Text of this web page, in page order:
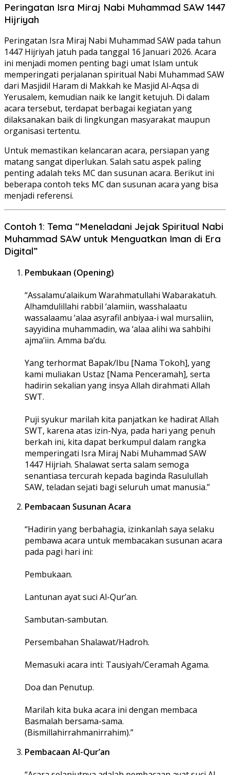
Peringatan Isra Miraj Nabi Muhammad SAW 1447
Hijriyah
Peringatan Isra Miraj Nabi Muhammad SAW pada tahun
1447 Hijriyah jatuh pada tanggal 16 Januari 2026. Acara
ini menjadi momen penting bagi umat Islam untuk
memperingati perjalanan spiritual Nabi Muhammad SAW
dari Masjidil Haram di Makkah ke Masjid Al-Aqsa di
Yerusalem, kemudian naik ke langit ketujuh. Di dalam
acara tersebut, terdapat berbagai kegiatan yang
dilaksanakan baik di lingkungan masyarakat maupun
organisasi tertentu.
Untuk memastikan kelancaran acara, persiapan yang
matang sangat diperlukan. Salah satu aspek paling
penting adalah teks MC dan susunan acara. Berikut ini
beberapa contoh teks MC dan susunan acara yang bisa
menjadi referensi.
Contoh 1: Tema “Meneladani Jejak Spiritual Nabi
Muhammad SAW untuk Menguatkan Iman di Era
Digital”
Pembukaan (Opening)
“Assalamu’alaikum Warahmatullahi Wabarakatuh.
Alhamdulillahi rabbil ‘alamiin, wasshalaatu
wassalaamu ‘alaa asyrafil anbiyaa-i wal mursaliin,
sayyidina muhammadin, wa ‘alaa alihi wa sahbihi
ajma’iin. Amma ba’du.
Yang terhormat Bapak/Ibu [Nama Tokoh], yang
kami muliakan Ustaz [Nama Penceramah], serta
hadirin sekalian yang insya Allah dirahmati Allah
SWT.
Puji syukur marilah kita panjatkan ke hadirat Allah
SWT, karena atas izin-Nya, pada hari yang penuh
berkah ini, kita dapat berkumpul dalam rangka
memperingati Isra Miraj Nabi Muhammad SAW
1447 Hijriah. Shalawat serta salam semoga
senantiasa tercurah kepada baginda Rasulullah
SAW, teladan sejati bagi seluruh umat manusia.”
Pembacaan Susunan Acara
“Hadirin yang berbahagia, izinkanlah saya selaku
pembawa acara untuk membacakan susunan acara
pada pagi hari ini:
Pembukaan.
Lantunan ayat suci Al-Qur’an.
Sambutan-sambutan.
Persembahan Shalawat/Hadroh.
Memasuki acara inti: Tausiyah/Ceramah Agama.
Doa dan Penutup.
Marilah kita buka acara ini dengan membaca
Basmalah bersama-sama.
(Bismillahirrahmanirrahim).”
Pembacaan Al-Qur’an